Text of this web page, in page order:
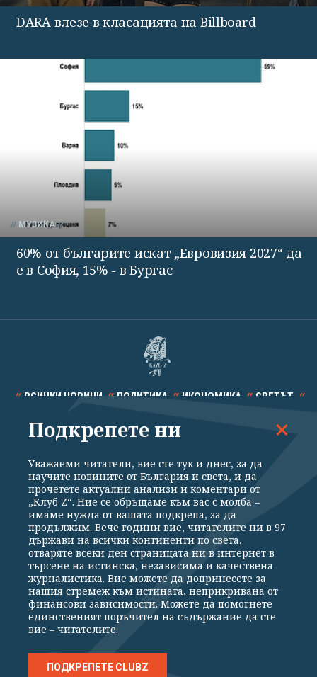
DARA влезе в класацията на Billboard
МУЗИКА
60% от българите искат „Евровизия 2027“ да
е в София, 15% - в Бургас
ВСИЧКИ НОВИНИ ПОЛИТИКА ИКОНОМИКА СВЕТЪТ
СПОРТ КУЛТУРА ТЕХНОЛОГИИ КАЛЕЙДОСКОП
Общи условия
Политика за поверителност
Реклама
Партньори Контакти
За Клуб Z
Екип
Подкрепете ни
Издател на www.clubz.bg е „Клуб Зебра Медия“ ЕООД, София, ул. "Алеко
Константинов" 3. Всички права запазени 2026 „Клуб Зебра Медия“
Препечатването на материали, снимки и видео от www.clubz.bg без
разрешение ще бъде преследвано по съдебен път, съгласно
ОБЩИТЕ УСЛОВИЯ
Подкрепете ни
Уважаеми читатели, вие сте тук и днес, за да
научите новините от България и света, и да
прочетете актуални анализи и коментари от
„Клуб Z“. Ние се обръщаме към вас с молба –
имаме нужда от вашата подкрепа, за да
продължим. Вече години вие, читателите ни в 97
държави на всички континенти по света,
отваряте всеки ден страницата ни в интернет в
търсене на истинска, независима и качествена
журналистика. Вие можете да допринесете за
нашия стремеж към истината, неприкривана от
финансови зависимости. Можете да помогнете
единственият поръчител на съдържание да сте
вие – читателите.
ПОДКРЕПЕТЕ CLUBZ